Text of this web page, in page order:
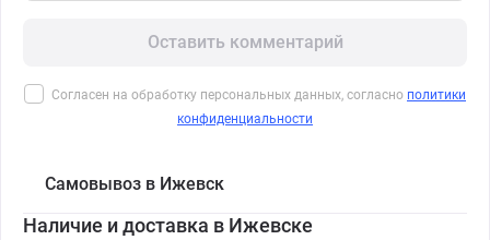
Оставить комментарий
Согласен на обработку персональных данных, согласно политики
конфиденциальности
Самовывоз в Ижевск
Наличие и доставка в Ижевске